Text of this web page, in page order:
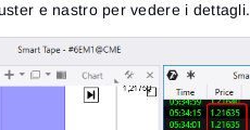
e nastro per vedere i dettagli.